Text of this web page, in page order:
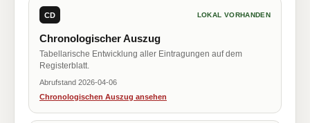
CD LOKAL VORHANDEN
Chronologischer Auszug
Tabellarische Entwicklung aller Eintragungen auf dem
Registerblatt.
Abrufstand 2026-04-06
Chronologischen Auszug ansehen